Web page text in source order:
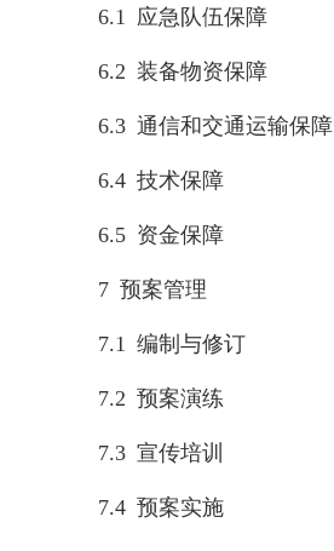
6.1 应急队伍保障
6.2 装备物资保障
6.3 通信和交通运输保障
6.4 技术保障
6.5 资金保障
7 预案管理
7.1 编制与修订
7.2 预案演练
7.3 宣传培训
7.4 预案实施